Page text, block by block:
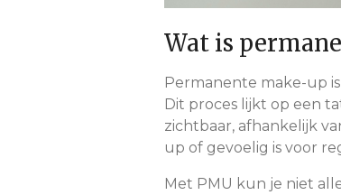
Wat is
Permanente make-up
Dit proces lijkt op een
zichtbaar, afhankelijk
up of gevoelig is voor
Met PMU kun je niet